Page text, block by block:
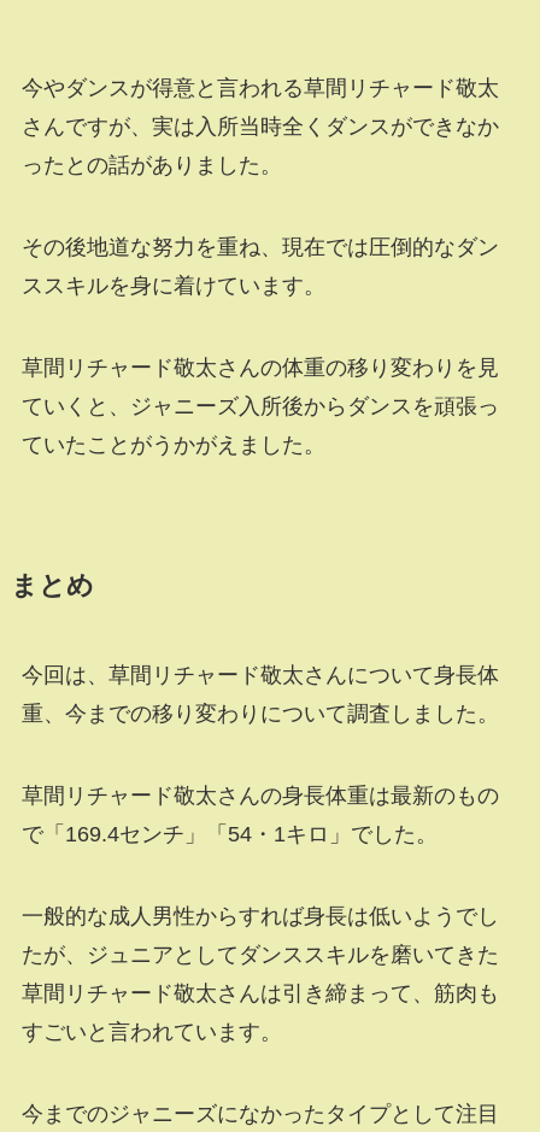
今やダンスが得意と言われる草間リチャード敬太
さんですが、実は入所当時全くダンスができなか
ったとの話がありました。
その後地道な努力を重ね、現在では圧倒的なダン
ススキルを身に着けています。
草間リチャード敬太さんの体重の移り変わりを見
ていくと、ジャニーズ入所後からダンスを頑張っ
ていたことがうかがえました。
まとめ
今回は、草間リチャード敬太さんについて身長体
重、今までの移り変わりについて調査しました。
草間リチャード敬太さんの身長体重は最新のもの
で「169.4センチ」「54・1キロ」でした。
一般的な成人男性からすれば身長は低いようでし
たが、ジュニアとしてダンススキルを磨いてきた
草間リチャード敬太さんは引き締まって、筋肉も
すごいと言われています。
今までのジャニーズになかったタイプとして注目